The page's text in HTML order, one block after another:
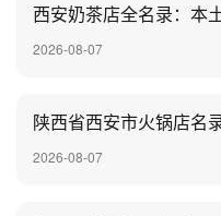
西安奶茶店全名录：本
2026-08-07
陕西省西安市火锅店名
2026-08-07